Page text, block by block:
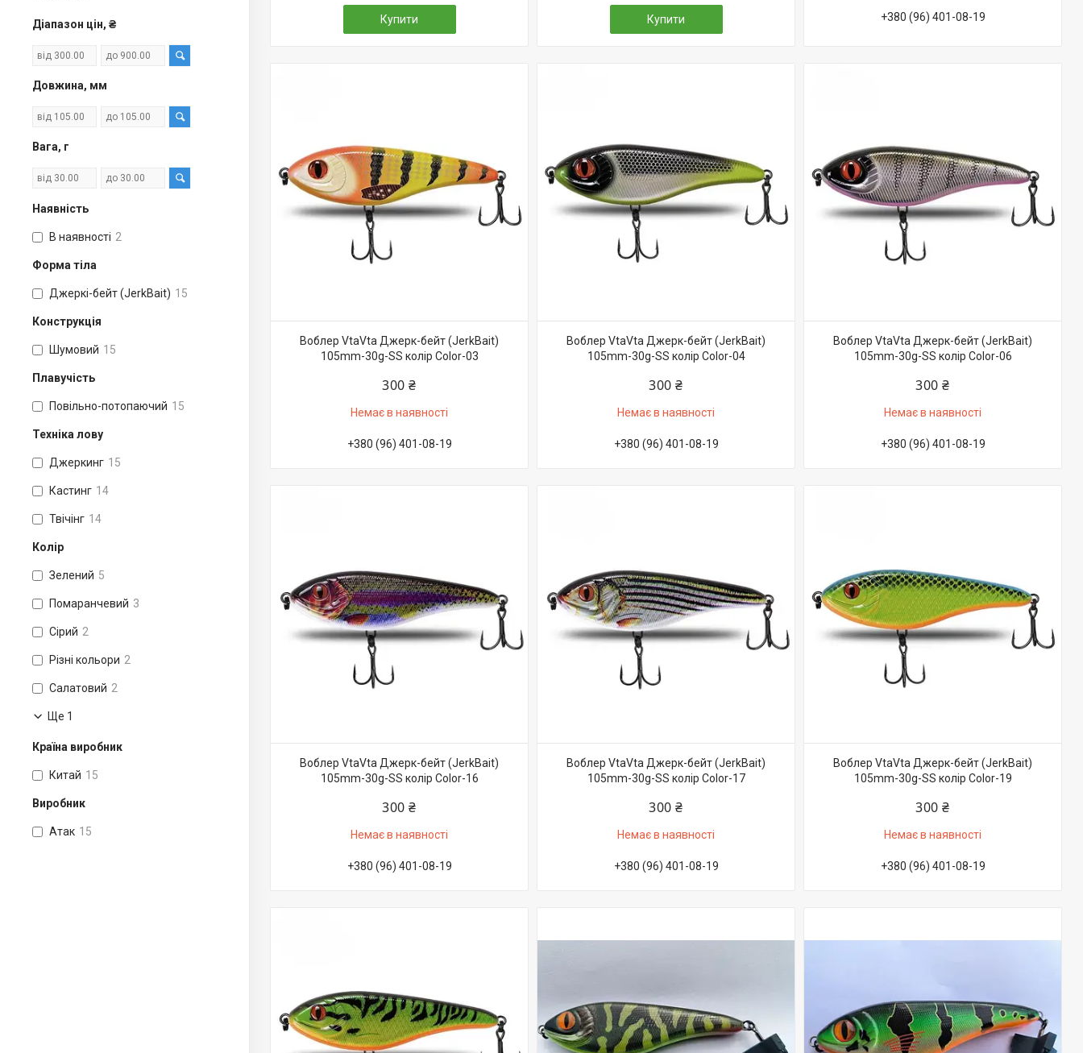
Діапазон цін, ₴
Довжина, мм
Вага, г
Наявність
В наявності 2
Форма тіла
Джеркі-бейт (JerkBait) 15
Конструкція
Шумовий 15
Плавучість
Повільно-потопаючий 15
Техніка лову
Джеркинг 15
Кастинг 14
Твічінг 14
Колір
Зелений 5
Помаранчевий 3
Сірий 2
Різні кольори 2
Салатовий 2
Ще 1
Країна виробник
Китай 15
Виробник
Атак 15
Купити Купити +380 (96) 401-08-19
Воблер VtaVta Джерк-бейт (JerkBait)
105mm-30g-SS колір Color-03
300 ₴
Немає в наявності
+380 (96) 401-08-19
Воблер VtaVta Джерк-бейт (JerkBait)
105mm-30g-SS колір Color-04
300 ₴
Немає в наявності
+380 (96) 401-08-19
Воблер VtaVta Джерк-бейт (JerkBait)
105mm-30g-SS колір Color-06
300 ₴
Немає в наявності
+380 (96) 401-08-19
Воблер VtaVta Джерк-бейт (JerkBait)
105mm-30g-SS колір Color-16
300 ₴
Немає в наявності
+380 (96) 401-08-19
Воблер VtaVta Джерк-бейт (JerkBait)
105mm-30g-SS колір Color-17
300 ₴
Немає в наявності
+380 (96) 401-08-19
Воблер VtaVta Джерк-бейт (JerkBait)
105mm-30g-SS колір Color-19
300 ₴
Немає в наявності
+380 (96) 401-08-19